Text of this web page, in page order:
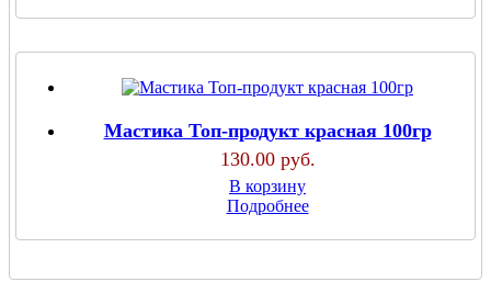
Мастика Топ-продукт красная 100гр
130.00 руб.
В корзину
Подробнее